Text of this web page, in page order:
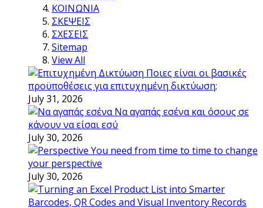
ΚΟΙΝΩΝΙΑ
ΣΚΕΨΕΙΣ
ΣΧΕΣΕΙΣ
Sitemap
View All
Ποιες είναι οι βασικές
προϋποθέσεις για επιτυχημένη δικτύωση;
July 31, 2026
Να αγαπάς εσένα και όσους σε
κάνουν να είσαι εσύ
July 30, 2026
You need from time to time to change
your perspective
July 30, 2026